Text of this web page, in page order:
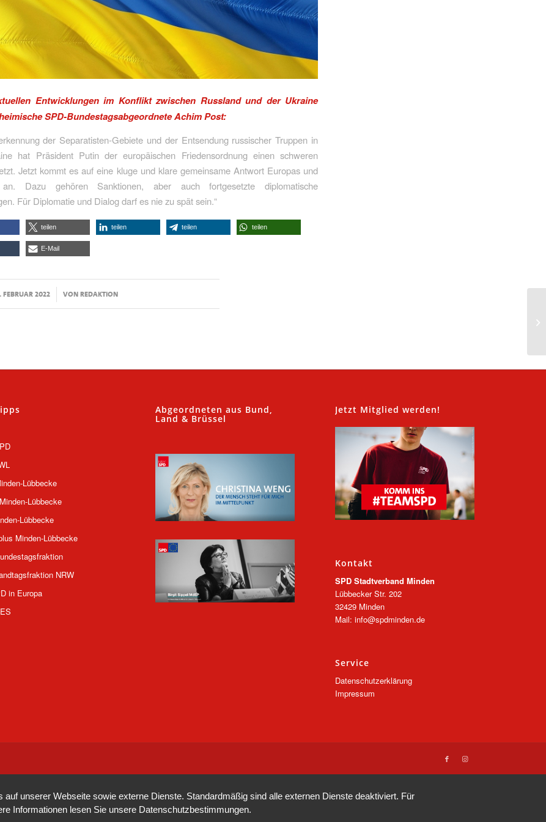
Entwicklungen im Konflikt zwischen Russland und der Ukraine
SPD-Bundestagsabgeordnete Achim Post:
der Separatisten-Gebiete und der Entsendung russischer Truppen in
hat Präsident Putin der europäischen Friedensordnung einen schweren
Jetzt kommt es auf eine kluge und klare gemeinsame Antwort Europas und
Dazu gehören Sanktionen, aber auch fortgesetzte diplomatische
Für Diplomatie und Dialog darf es nie zu spät sein.“
teilen teilen teilen teilen
E-Mail
FEBRUAR 2022
/ VONREDAKTION
Lübbecke
Lübbecke
Lübbecke
Minden-Lübbecke
NRW
in Europa
Abgeordneten aus Bund,
Land & Brüssel
Jetzt Mitglied werden!
Kontakt
SPD Stadtverband Minden
Lübbecker Str. 202
32429 Minden
Mail: info@spdminden.de
Service
Datenschutzerklärung
Impressum
unserer Webseite sowie externe Dienste. Standardmäßig sind alle externen Dienste deaktiviert. Für
Informationen lesen Sie unsere Datenschutzbestimmungen.